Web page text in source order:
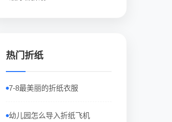
热门折纸
7-8最美丽的折纸衣服
幼儿园怎么导入折纸飞机